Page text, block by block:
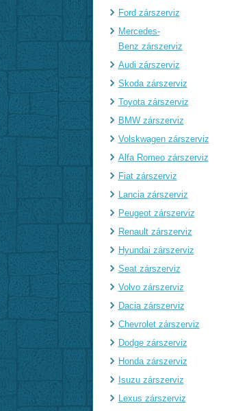
Ford zárszerviz
Mercedes-
Benz zárszerviz
Audi zárszerviz
Skoda zárszerviz
Toyota zárszerviz
BMW zárszerviz
Volskwagen zárszerviz
Alfa Romeo zárszerviz
Fiat zárszerviz
Lancia zárszerviz
Peugeot zárszerviz
Renault zárszerviz
Hyundai zárszerviz
Seat zárszerviz
Volvo zárszerviz
Dacia zárszerviz
Chevrolet zárszerviz
Dodge zárszerviz
Honda zárszerviz
Isuzu zárszerviz
Lexus zárszerviz